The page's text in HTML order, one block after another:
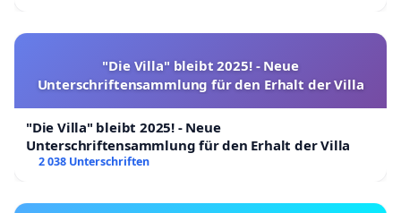
"Die Villa" bleibt 2025! - Neue
Unterschriftensammlung für den Erhalt der Villa
"Die Villa" bleibt 2025! - Neue
Unterschriftensammlung für den Erhalt der Villa
2 038 Unterschriften